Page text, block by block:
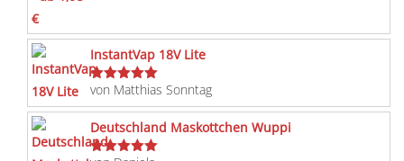
InstantVap 18V Lite
Bewertet
von Matthias Sonntag
Deutschland Maskottchen Wuppi